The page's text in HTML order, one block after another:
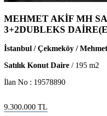
MEHMET AKİF MH
3+2DUBLEKS
İstanbul / Çekmeköy /
Satılık Konut Daire / 195 m2
İlan No : 19578890
9.300.000 TL